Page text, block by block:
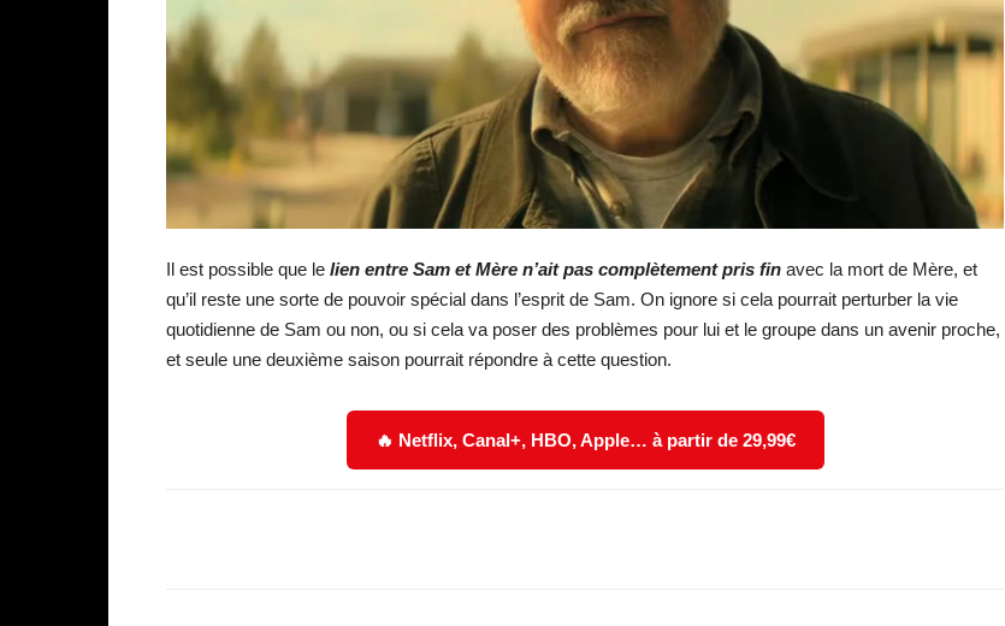
Il est possible que le lien entre Sam et Mère n’ait pas complètement pris fin avec la mort de Mère, et
qu’il reste une sorte de pouvoir spécial dans l’esprit de Sam. On ignore si cela pourrait perturber la vie
quotidienne de Sam ou non, ou si cela va poser des problèmes pour lui et le groupe dans un avenir proche,
et seule une deuxième saison pourrait répondre à cette question.
🔥 Netflix, Canal+, HBO, Apple… à partir de 29,99€